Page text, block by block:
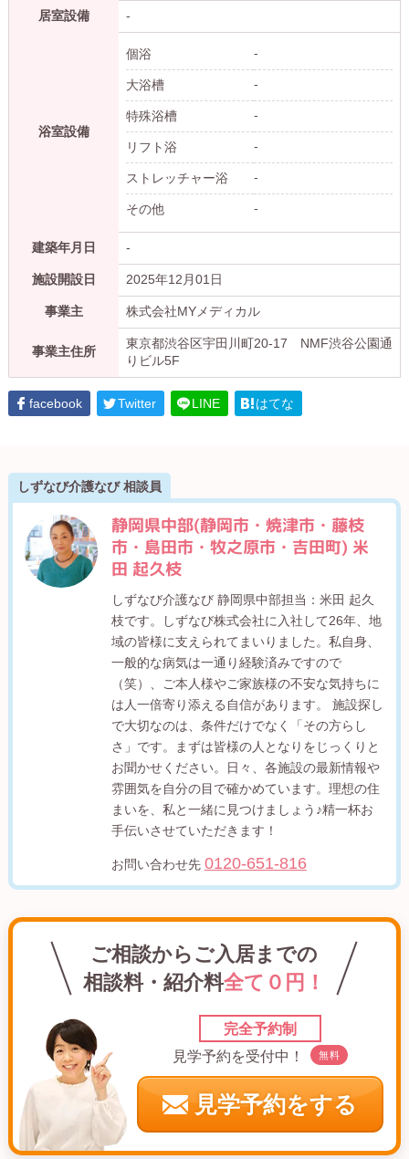
居室設備 -
浴室設備
個浴 -
大浴槽 -
特殊浴槽 -
リフト浴 -
ストレッチャー浴 -
その他 -
建築年月日 -
施設開設日 2025年12月01日
事業主 株式会社MYメディカル
事業主住所
東京都渋谷区宇田川町20-17 NMF渋谷公園通
りビル5F
facebook Twitter LINE はてな
しずなび介護なび 相談員
静岡県中部(静岡市・焼津市・藤枝
市・島田市・牧之原市・吉田町) 米
田 起久枝
しずなび介護なび 静岡県中部担当：米田 起久
枝です。しずなび株式会社に入社して26年、地
域の皆様に支えられてまいりました。私自身、
一般的な病気は一通り経験済みですので
（笑）、ご本人様やご家族様の不安な気持ちに
は人一倍寄り添える自信があります。 施設探し
で大切なのは、条件だけでなく「その方らし
さ」です。まずは皆様の人となりをじっくりと
お聞かせください。日々、各施設の最新情報や
雰囲気を自分の目で確かめています。理想の住
まいを、私と一緒に見つけましょう♪精一杯お
手伝いさせていただきます！
お問い合わせ先 0120-651-816
ご相談からご入居までの
相談料・紹介料全て０円！
完全予約制
見学予約を受付中！
無料
見学予約をする